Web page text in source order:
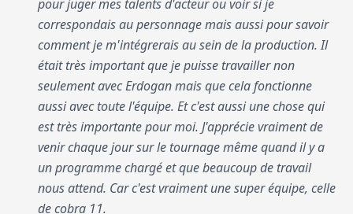
pour juger mes talents d'acteur ou voir si je
correspondais au personnage mais aussi pour savoir
comment je m'intégrerais au sein de la production. Il
était très important que je puisse travailler non
seulement avec Erdogan mais que cela fonctionne
aussi avec toute l'équipe. Et c'est aussi une chose qui
est très importante pour moi. J'apprécie vraiment de
venir chaque jour sur le tournage même quand il y a
un programme chargé et que beaucoup de travail
nous attend. Car c'est vraiment une super équipe, celle
de cobra 11.